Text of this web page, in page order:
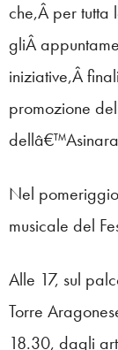
che,Â per tutta
gliÂ
iniziative,Â
promozione
Nel
musicale del
Alle 17, sul
Torre
18.30, dagli